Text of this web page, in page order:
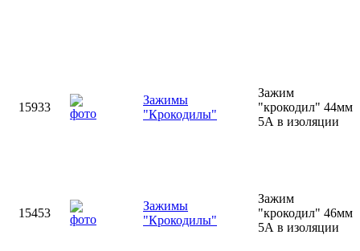
15933
Зажимы
"Крокодилы"
Зажим
"крокодил" 44мм
5А в изоляции
15453
Зажимы
"Крокодилы"
Зажим
"крокодил" 46мм
5А в изоляции